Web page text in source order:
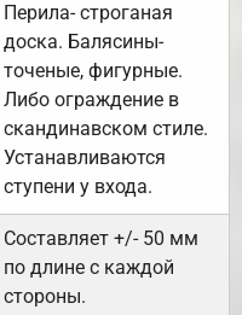
Перила- строганая
доска. Балясины-
точеные, фигурные.
Либо ограждение в
скандинавском стиле.
Устанавливаются
ступени у входа.
Составляет +/- 50 мм
по длине с каждой
стороны.